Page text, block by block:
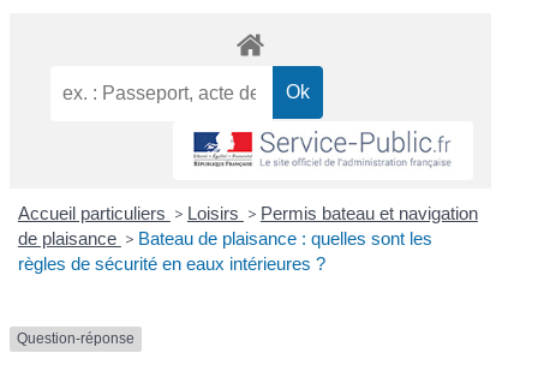
Accueil particuliers > Loisirs > Permis bateau et navigation
de plaisance > Bateau de plaisance : quelles sont les
règles de sécurité en eaux intérieures ?
Question-réponse